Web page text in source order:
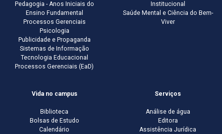
Pedagogia - Anos Iniciais do
Ensino Fundamental
Processos Gerenciais
Psicologia
Publicidade e Propaganda
Sistemas de Informação
Tecnologia Educacional
Processos Gerenciais (EaD)
Institucional
Saúde Mental e Ciência do Bem-
Viver
Vida no campus
Biblioteca
Bolsas de Estudo
Calendário
Serviços
Análise de água
Editora
Assistência Jurídica